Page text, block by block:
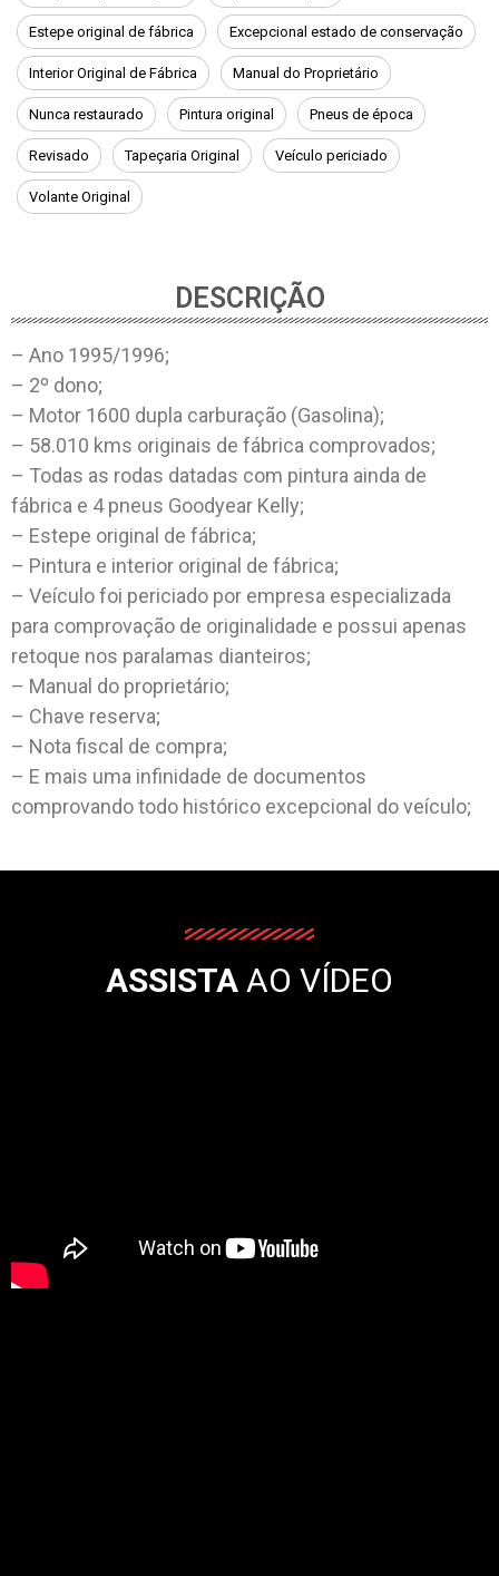
Estepe original de fábrica Excepcional estado de conservação
Interior Original de Fábrica Manual do Proprietário
Nunca restaurado Pintura original Pneus de época
Revisado Tapeçaria Original Veículo periciado
Volante Original
DESCRIÇÃO
– Ano 1995/1996;
– 2º dono;
– Motor 1600 dupla carburação (Gasolina);
– 58.010 kms originais de fábrica comprovados;
– Todas as rodas datadas com pintura ainda de
fábrica e 4 pneus Goodyear Kelly;
– Estepe original de fábrica;
– Pintura e interior original de fábrica;
– Veículo foi periciado por empresa especializada
para comprovação de originalidade e possui apenas
retoque nos paralamas dianteiros;
– Manual do proprietário;
– Chave reserva;
– Nota fiscal de compra;
– E mais uma infinidade de documentos
comprovando todo histórico excepcional do veículo;
ASSISTA AO VÍDEO